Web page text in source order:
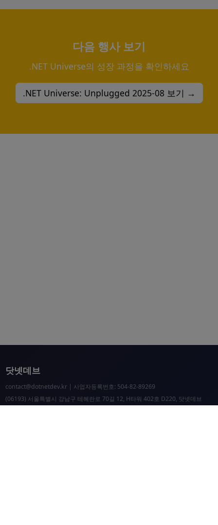
다음 행사 보기
.NET Universe의 성장 과정을 확인하세요
.NET Universe: Unplugged 2025-08 보기 →
닷넷데브
contact@dotnetdev.kr| 사업자등록번호: 504-82-89269
(06193) 서울특별시 강남구 테헤란로 70길 12, H타워 402호 D220, 닷넷데브